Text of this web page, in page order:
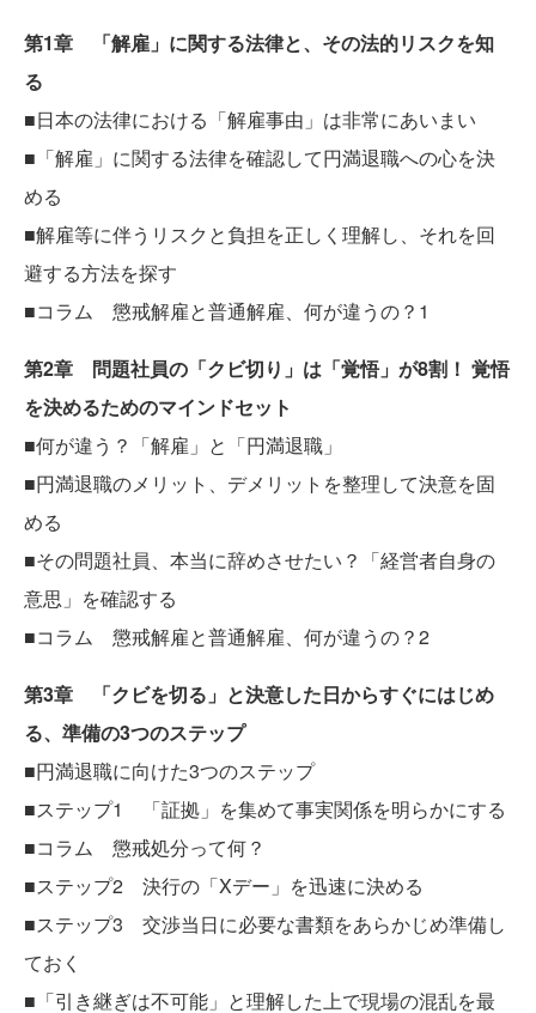
第1章 「解雇」に関する法律と、その法的リスクを知
る
■日本の法律における「解雇事由」は非常にあいまい
■「解雇」に関する法律を確認して円満退職への心を決
める
■解雇等に伴うリスクと負担を正しく理解し、それを回
避する方法を探す
■コラム 懲戒解雇と普通解雇、何が違うの？1
第2章 問題社員の「クビ切り」は「覚悟」が8割！ 覚悟
を決めるためのマインドセット
■何が違う？「解雇」と「円満退職」
■円満退職のメリット、デメリットを整理して決意を固
める
■その問題社員、本当に辞めさせたい？「経営者自身の
意思」を確認する
■コラム 懲戒解雇と普通解雇、何が違うの？2
第3章 「クビを切る」と決意した日からすぐにはじめ
る、準備の3つのステップ
■円満退職に向けた3つのステップ
■ステップ1 「証拠」を集めて事実関係を明らかにする
■コラム 懲戒処分って何？
■ステップ2 決行の「Xデー」を迅速に決める
■ステップ3 交渉当日に必要な書類をあらかじめ準備し
ておく
■「引き継ぎは不可能」と理解した上で現場の混乱を最